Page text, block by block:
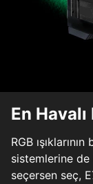
En
RGB
sistemlerine
seçersen seç,